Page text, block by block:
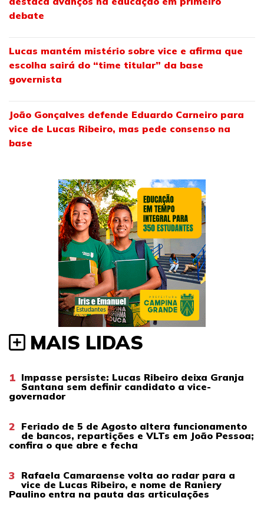
debate
Lucas mantém mistério sobre vice e afirma que
escolha sairá do “time titular” da base
governista
João Gonçalves defende Eduardo Carneiro para
vice de Lucas Ribeiro, mas pede consenso na
base
MAIS LIDAS
1 Impasse persiste: Lucas Ribeiro deixa Granja
Santana sem definir candidato a vice-
governador
2 Feriado de 5 de Agosto altera funcionamento
de bancos, repartições e VLTs em João Pessoa;
confira o que abre e fecha
3 Rafaela Camaraense volta ao radar para a
vice de Lucas Ribeiro, e nome de Raniery
Paulino entra na pauta das articulações